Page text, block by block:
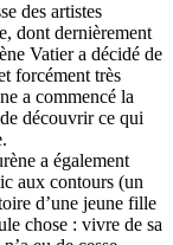
des artistes
dont dernièrement
Vatier a décidé de
forcément très
a commencé la
découvrir ce qui
a également
aux contours (un
d’une jeune fille
chose : vivre de sa